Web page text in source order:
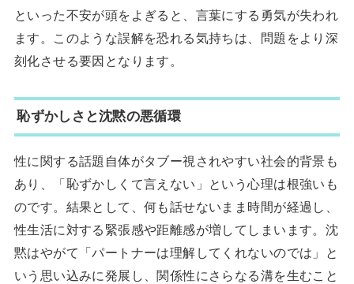
といった不安が頭をよぎると、言葉にする勇気が失われ
ます。このような誤解を恐れる気持ちは、問題をより深
刻化させる要因となります。
恥ずかしさと沈黙の悪循環
性に関する話題自体がタブー視されやすい社会的背景も
あり、「恥ずかしくて言えない」という心理は根強いも
のです。結果として、何も話せないまま時間が経過し、
性生活に対する緊張感や距離感が増してしまいます。沈
黙はやがて「パートナーは理解してくれないのでは」と
いう思い込みに発展し、関係性にさらなる溝を生むこと